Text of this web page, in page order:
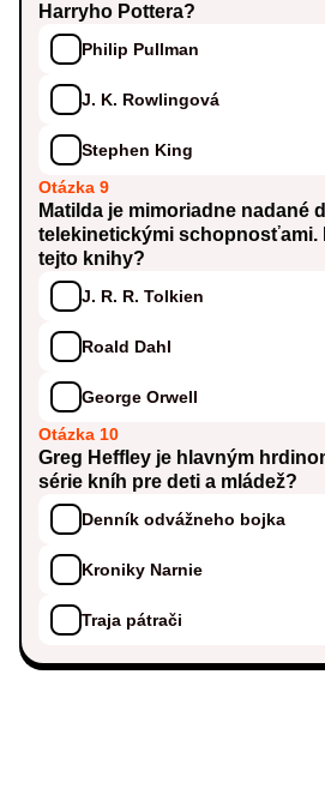
Harryho Pottera?
Philip Pullman
J. K. Rowlingová
Stephen King
Otázka 9
Matilda je mimoriadne nadané
telekinetickými schopnosťami.
tejto knihy?
J. R. R. Tolkien
Roald Dahl
George Orwell
Otázka 10
Greg Heffley je hlavným
série kníh pre deti a mládež?
Denník odvážneho bojka
Kroniky Narnie
Traja pátrači